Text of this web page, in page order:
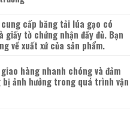
cấp băng tải lúa gạo có
giấy tờ chứng nhận đầy đủ. Bạn
về xuất xứ của sản phẩm.
hàng nhanh chóng và đảm
bị ảnh hưởng trong quá trình vận